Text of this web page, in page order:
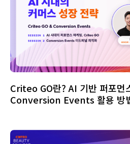
Criteo GO란? AI 기반 퍼포먼
Conversion Events 활용 방